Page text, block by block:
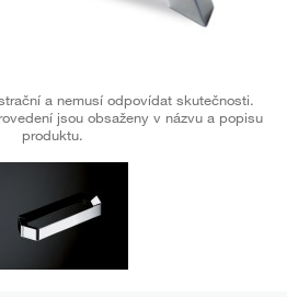
a nemusí odpovídat skutečnosti.
jsou obsaženy v názvu a popisu
produktu.